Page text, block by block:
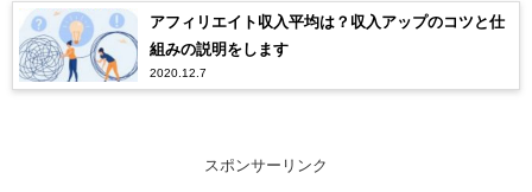
アフィリエイト収入平均は？収入アップのコツと仕
組みの説明をします
2020.12.7
スポンサーリンク